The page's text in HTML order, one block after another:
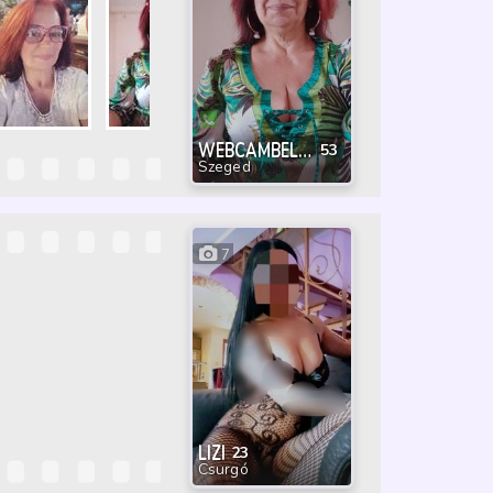
WEBCAMBELLA 53
Szeged
7
LIZI23
Csurgó